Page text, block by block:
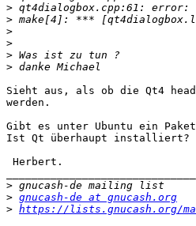
>
>
>
>
>
>
Sieht aus, als ob die Qt4
werden.
Gibt es unter Ubuntu ein
Ist Qt überhaupt installiert?
Herbert.
>
> gnucash-de at gnucash.org
> https://lists.gnucash.org/